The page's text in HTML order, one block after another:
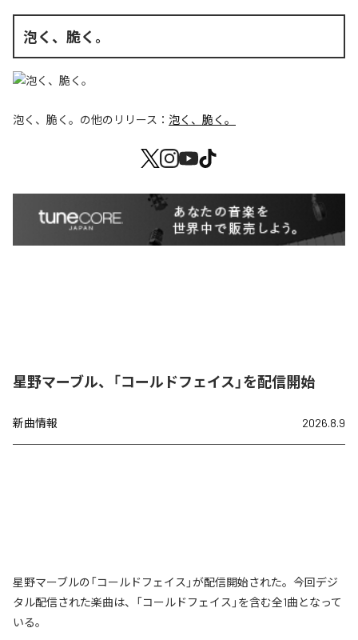
泡く、脆く。
泡く、脆く。 の他のリリース： 泡く、脆く。
星野マーブル、「コールドフェイス」を配信開始
新曲情報 2026.8.9
星野マーブルの「コールドフェイス」が配信開始された。今回デジ
タル配信された楽曲は、「コールドフェイス」を含む全1曲となって
いる。